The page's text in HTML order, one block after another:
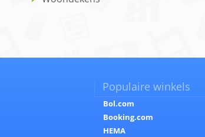
Populaire winkels
Bol.com
Booking.com
HEMA